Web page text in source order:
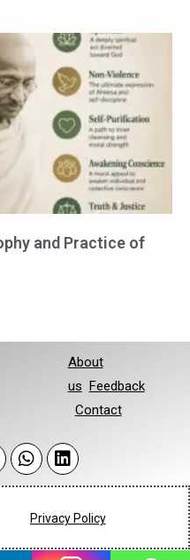
and Practice of
About
us Feedback
Contact
Privacy Policy